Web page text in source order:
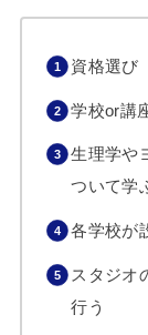
資格選び
学校or講
生理学や
ついて学
各学校が
スタジオ
行う